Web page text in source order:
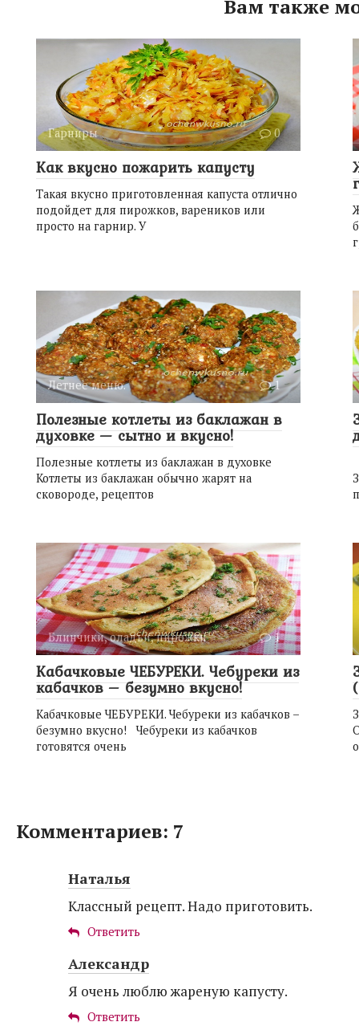
Вам также
Гарниры 0
Как вкусно пожарить капусту
Такая вкусно приготовленная капуста отлично
подойдет для пирожков, вареников или
просто на гарнир. У
Летнее меню. 1
Полезные котлеты из баклажан в
духовке — сытно и вкусно!
Полезные котлеты из баклажан в духовке
Котлеты из баклажан обычно жарят на
сковороде, рецептов
Блинчики, оладьи, пирожки 1
Кабачковые ЧЕБУРЕКИ. Чебуреки из
кабачков – безумно вкусно!
Кабачковые ЧЕБУРЕКИ. Чебуреки из кабачков –
безумно вкусно! Чебуреки из кабачков
готовятся очень
Комментариев: 7
Наталья
Классный рецепт. Надо приготовить.
Ответить
Александр
Я очень люблю жареную капусту.
Ответить